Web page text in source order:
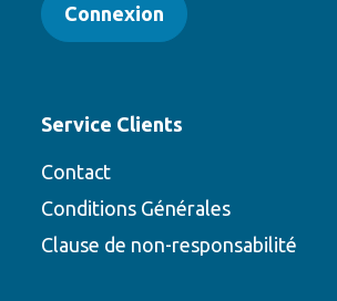
Connexion
Service Clients
Contact
Conditions Générales
Clause de non-responsabilité